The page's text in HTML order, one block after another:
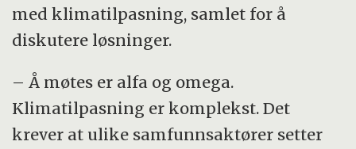
med klimatilpasning, samlet for å
diskutere løsninger.
– Å møtes er alfa og omega.
Klimatilpasning er komplekst. Det
krever at ulike samfunnsaktører setter